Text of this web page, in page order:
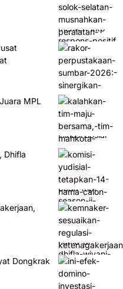
MPL
Dhifla
Dongkrak